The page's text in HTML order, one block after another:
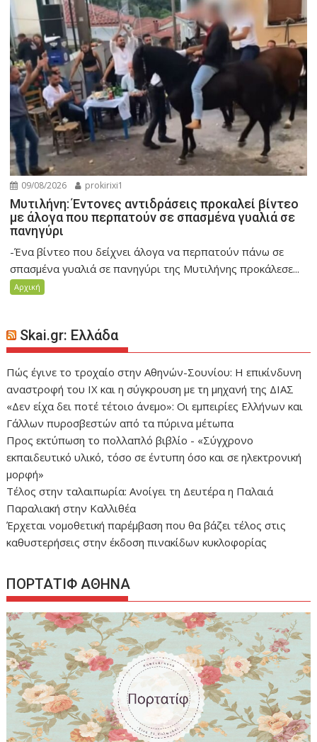
09/08/2026 prokirixi1
Μυτιλήνη: Έντονες αντιδράσεις προκαλεί βίντεο
με άλογα που περπατούν σε σπασμένα γυαλιά σε
πανηγύρι
-Ένα βίντεο που δείχνει άλογα να περπατούν πάνω σε
σπασμένα γυαλιά σε πανηγύρι της Μυτιλήνης προκάλεσε...
Αρχική
Skai.gr: Ελλάδα
Πώς έγινε το τροχαίο στην Αθηνών-Σουνίου: Η επικίνδυνη
αναστροφή του ΙΧ και η σύγκρουση με τη μηχανή της ΔΙΑΣ
«Δεν είχα δει ποτέ τέτοιο άνεμο»: Οι εμπειρίες Ελλήνων και
Γάλλων πυροσβεστών από τα πύρινα μέτωπα
Προς εκτύπωση το πολλαπλό βιβλίο - «Σύγχρονο
εκπαιδευτικό υλικό, τόσο σε έντυπη όσο και σε ηλεκτρονική
μορφή»
Τέλος στην ταλαιπωρία: Ανοίγει τη Δευτέρα η Παλαιά
Παραλιακή στην Καλλιθέα
Έρχεται νομοθετική παρέμβαση που θα βάζει τέλος στις
καθυστερήσεις στην έκδοση πινακίδων κυκλοφορίας
ΠΟΡΤΑΤΙΦ ΑΘΗΝΑ